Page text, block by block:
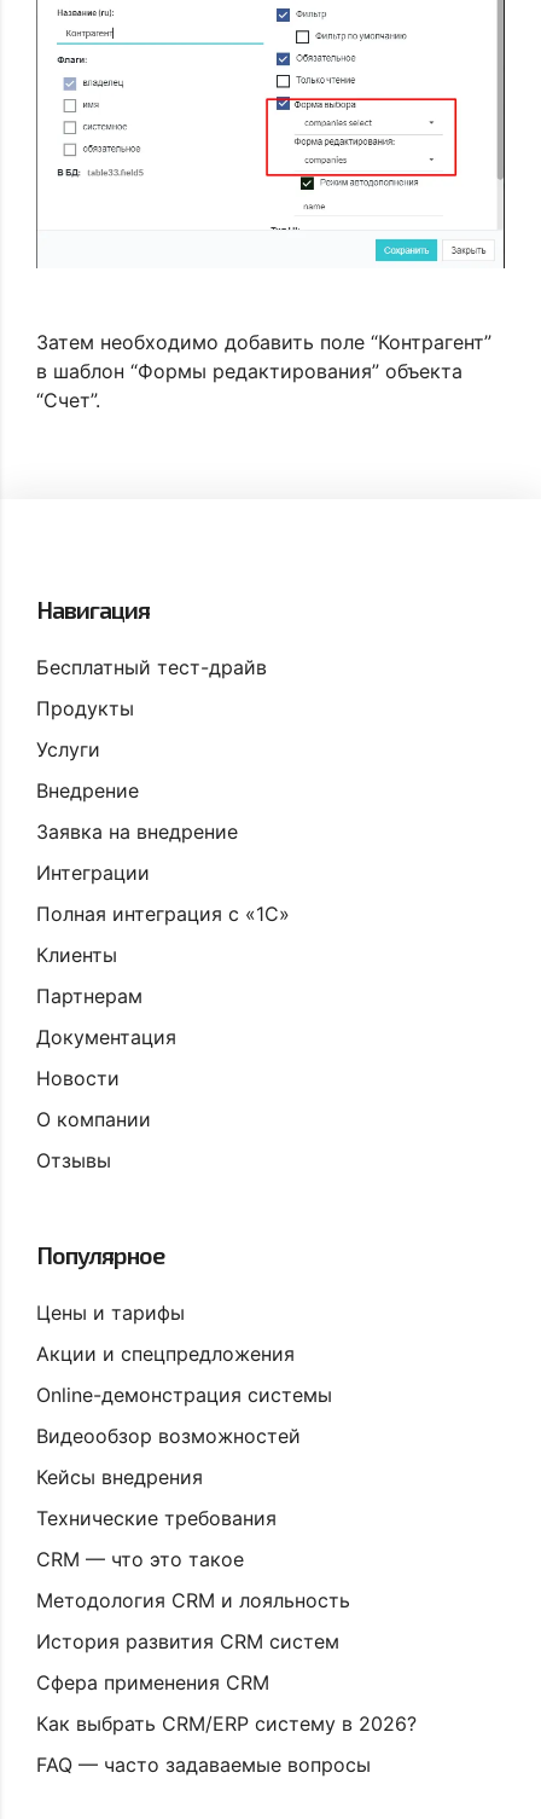
Затем необходимо добавить поле “Контрагент”
в шаблон “Формы редактирования” объекта
“Счет”.
Навигация
Бесплатный тест-драйв
Продукты
Услуги
Внедрение
Заявка на внедрение
Интеграции
Полная интеграция с «1С»
Клиенты
Партнерам
Документация
Новости
О компании
Отзывы
Популярное
Цены и тарифы
Акции и спецпредложения
Online-демонстрация системы
Видеообзор возможностей
Кейсы внедрения
Технические требования
CRM — что это такое
Методология CRM и лояльность
История развития CRM систем
Сфера применения CRM
Как выбрать CRM/ERP систему в 2026?
FAQ — часто задаваемые вопросы